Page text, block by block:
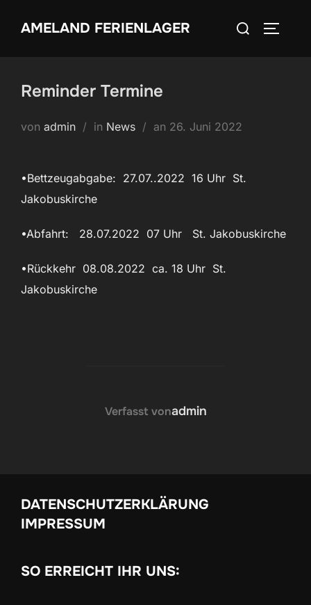
InhaltAMELAND FERIENLAGER
Suchen
Reminder Termine
von admin in News an Veröffentlicht
26. Juni 2022
•Bettzeugabgabe: 27.07..2022 16 Uhr St.
Jakobuskirche
•Abfahrt: 28.07.2022 07 Uhr St. Jakobuskirche
•Rückkehr 08.08.2022 ca. 18 Uhr St.
Jakobuskirche
BEITRAGSAUTOR
Verfasst vonadmin
DATENSCHUTZERKLÄRUNG
IMPRESSUM
SO ERREICHT IHR UNS: